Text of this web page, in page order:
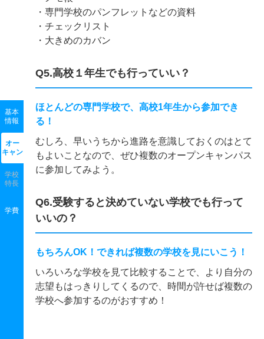
基本
情報
オー
キャン
学校
特長
学費
・専門学校のパンフレットなどの資料
・チェックリスト
・大きめのカバン
Q5.高校１年生でも行っていい？
ほとんどの専門学校で、高校1年生から参加でき
る！
むしろ、早いうちから進路を意識しておくのはとて
もよいことなので、ぜひ複数のオープンキャンパス
に参加してみよう。
Q6.受験すると決めていない学校でも行って
いいの？
もちろんOK！できれば複数の学校を見にいこう！
いろいろな学校を見て比較することで、より自分の
志望もはっきりしてくるので、時間が許せば複数の
学校へ参加するのがおすすめ！